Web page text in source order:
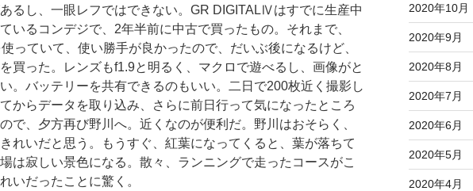
るし、一眼レフではできない。GR DIGITALⅣはすでに生産中
いるコンデジで、2年半前に中古で買ったもの。それまで、
っていて、使い勝手が良かったので、だいぶ後になるけど、
買った。レンズもf1.9と明るく、マクロで遊べるし、画像がと
。バッテリーを共有できるのもいい。二日で200枚近く撮影し
からデータを取り込み、さらに前日行って気になったところ
で、夕方再び野川へ。近くなのが便利だ。野川はおそらく、
れいだと思う。もうすぐ、紅葉になってくると、葉が落ちて
は寂しい景色になる。散々、ランニングで走ったコースがこ
いだったことに驚く。
2020年10月
2020年9月
2020年8月
2020年7月
2020年6月
2020年5月
2020年4月